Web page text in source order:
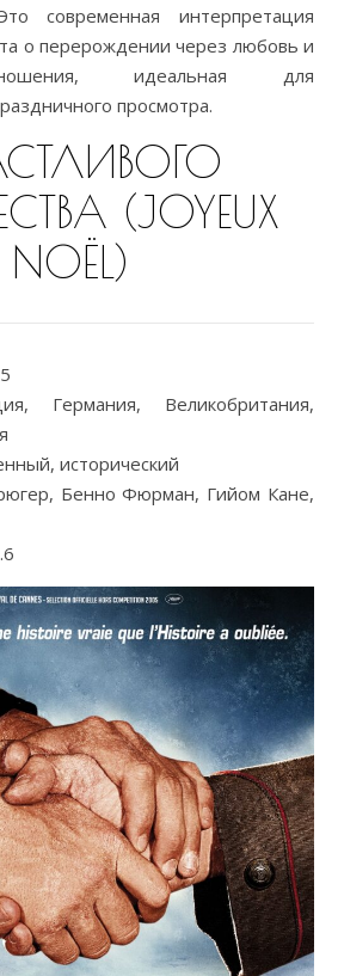
современная интерпретация
о перерождении через любовь и
идеальная для
просмотра.
(JOYEUX
NOËL)
Германия, Великобритания,
исторический
Бенно Фюрман, Гийом Кане,